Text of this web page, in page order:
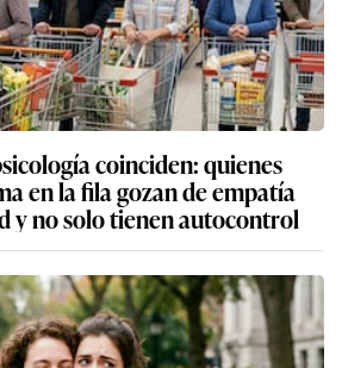
coinciden: quienes
en la fila gozan de empatía
y no solo tienen autocontrol